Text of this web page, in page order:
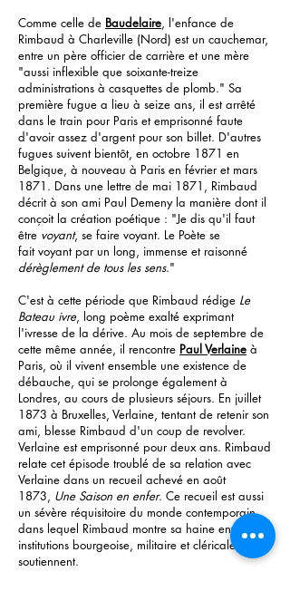
Comme celle de Baudelaire, l'enfance de
Rimbaud à Charleville (Nord) est un cauchemar,
entre un père officier de carrière et une mère
"aussi inflexible que soixante-treize
administrations à casquettes de plomb." Sa
première fugue a lieu à seize ans, il est arrêté
dans le train pour Paris et emprisonné faute
d'avoir assez d'argent pour son billet. D'autres
fugues suivent bientôt, en octobre 1871 en
Belgique, à nouveau à Paris en février et mars
1871. Dans une lettre de mai 1871, Rimbaud
décrit à son ami Paul Demeny la manière dont il
conçoit la création poétique : "Je dis qu'il faut
être voyant, se faire voyant. Le Poète se
fait voyant par un long, immense et raisonné
dérèglement de tous les sens."
C'est à cette période que Rimbaud rédige Le
Bateau ivre, long poème exalté exprimant
l'ivresse de la dérive. Au mois de septembre de
cette même année, il rencontre Paul Verlaine à
Paris, où il vivent ensemble une existence de
débauche, qui se prolonge également à
Londres, au cours de plusieurs séjours. En juillet
1873 à Bruxelles, Verlaine, tentant de retenir son
ami, blesse Rimbaud d'un coup de revolver.
Verlaine est emprisonné pour deux ans. Rimbaud
relate cet épisode troublé de sa relation avec
Verlaine dans un recueil achevé en août
1873, Une Saison en enfer. Ce recueil est aussi
un sévère réquisitoire du monde contemporain,
dans lequel Rimbaud montre sa haine envers les
institutions bourgeoise, militaire et cléricale qui le
soutiennent.